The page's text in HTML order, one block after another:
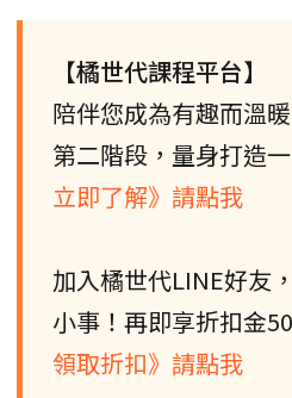
【橘世代課程平台】
陪伴您成為有趣而溫
第二階段，量身打造
立即了解》請點我
加入橘世代LINE好友
小事！再即享折扣金
領取折扣》請點我